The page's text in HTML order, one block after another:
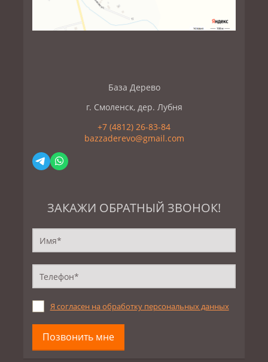
База Дерево
г. Смоленск, дер. Лубня
+7 (4812) 26-83-84
bazzaderevo@gmail.com
ЗАКАЖИ ОБРАТНЫЙ ЗВОНОК!
Я согласен на обработку персональных данных
Позвонить мне